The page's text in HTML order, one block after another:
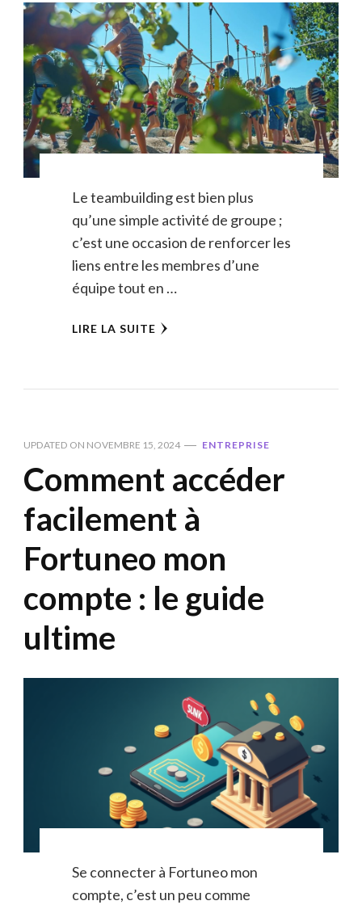
Le teambuilding est bien plus
qu’une simple activité de groupe ;
c’est une occasion de renforcer les
liens entre les membres d’une
équipe tout en …
LIRE LA SUITE
UPDATED ON NOVEMBRE 15, 2024 ENTREPRISE
Comment accéder
facilement à
Fortuneo mon
compte : le guide
ultime
Se connecter à Fortuneo mon
compte, c’est un peu comme